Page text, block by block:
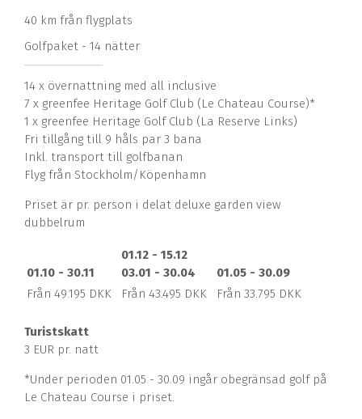
40 km från flygplats
Golfpaket - 14 nätter
14 x övernattning med all inclusive
7 x greenfee Heritage Golf Club (Le Chateau Course)*
1 x greenfee Heritage Golf Club (La Reserve Links)
Fri tillgång till 9 håls par 3 bana
Inkl. transport till golfbanan
Flyg från Stockholm/Köpenhamn
Priset är pr. person i delat deluxe garden view
dubbelrum
01.10 - 30.11
01.12 - 15.12
03.01 - 30.04
01.05 - 30.09
Från 49.195 DKK
Från 43.495 DKK Från 33.795 DKK
Turistskatt
3 EUR pr. natt
*Under perioden 01.05 - 30.09 ingår obegränsad golf på
Le Chateau Course i priset.